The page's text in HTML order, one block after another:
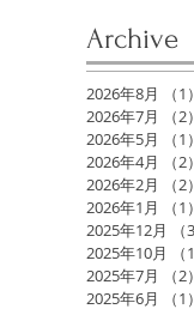
Archive
2026年8月 （1）
2026年7月
（2）
2026年5月
（1）
2026年4月
（2）
2026年2月
（2）
2026年1月
（1）
2025年12月
（
2025年10月
（
2025年7月
（2）
2025年6月
（1）